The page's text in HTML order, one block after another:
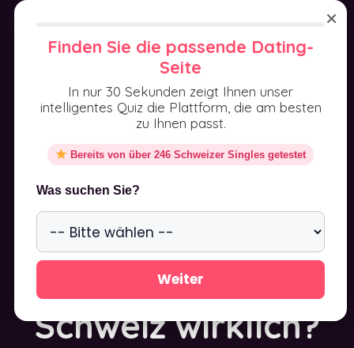
×
Finden Sie die passende Dating-
Seite
In nur 30 Sekunden zeigt Ihnen unser
intelligentes Quiz die Plattform, die am besten
zu Ihnen passt.
Bereits von über 246 Schweizer Singles getestet
Was suchen Sie?
Weiter
Aller
contenu
C-Date Kosten –
Was kostet C-
Date in der
Schweiz wirklich?